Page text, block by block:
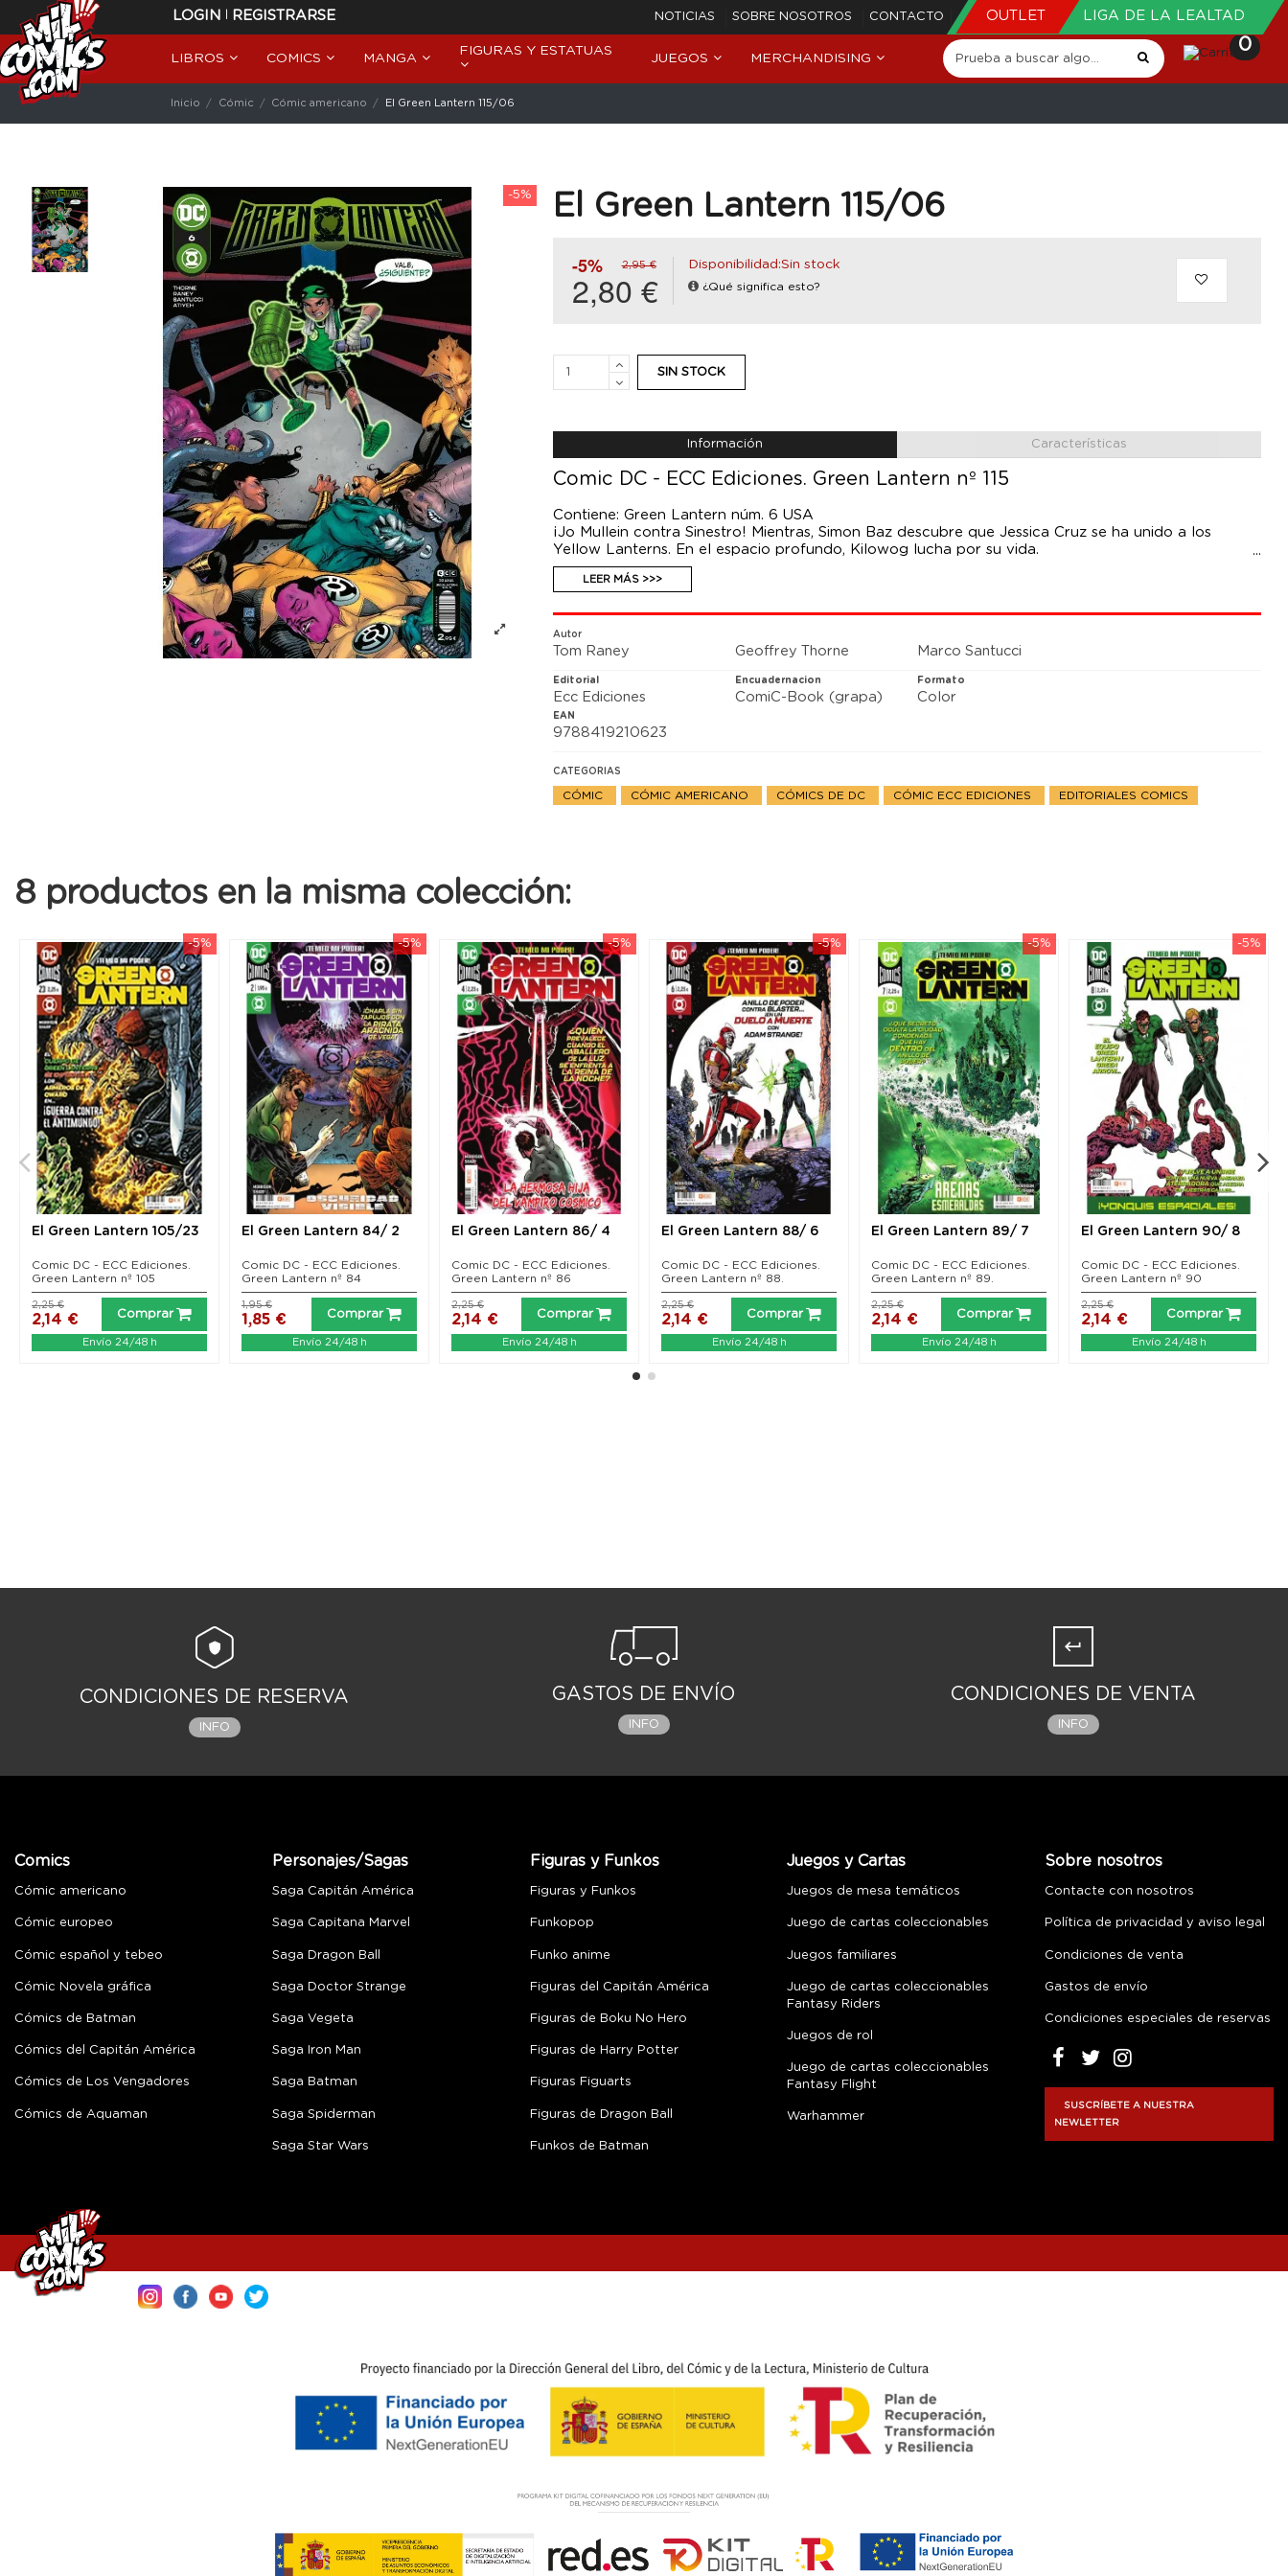
LOGIN | REGISTRARSE NOTICIAS SOBRE NOSOTROS CONTACTO OUTLET LIGA DE LA LEALTAD
LIBROS COMICS MANGA
FIGURAS Y ESTATUAS
JUEGOS MERCHANDISING
0
Inicio Cómic Cómic americano El Green Lantern 115/06
-5% El Green Lantern 115/06
-5% 2,95 €
2,80 €
Disponibilidad:Sin stock
¿Qué significa esto?
SIN STOCK
Información Características
Comic DC - ECC Ediciones. Green Lantern nº 115
Contiene: Green Lantern núm. 6 USA
¡Jo Mullein contra Sinestro! Mientras, Simon Baz descubre que Jessica Cruz se ha unido a los
Yellow Lanterns. En el espacio profundo, Kilowog lucha por su vida.
LEER MÁS >>>
Autor
Tom Raney Geoffrey Thorne Marco Santucci
Editorial
Ecc Ediciones
Encuadernacion
ComiC-Book (grapa)
Formato
Color
EAN
9788419210623
CATEGORIAS
CÓMIC CÓMIC AMERICANO CÓMICS DE DC CÓMIC ECC EDICIONES EDITORIALES COMICS
8 productos en la misma colección:
-5%
El Green Lantern 105/23
Comic DC - ECC Ediciones.
Green Lantern nº 105
2,14 €
2,25 €
Comprar
Envío 24/48 h
-5%
El Green Lantern 84/ 2
Comic DC - ECC Ediciones.
Green Lantern nº 84
1,85 €
1,95 €
Comprar
Envío 24/48 h
-5%
El Green Lantern 86/ 4
Comic DC - ECC Ediciones.
Green Lantern nº 86
2,14 €
2,25 €
Comprar
Envío 24/48 h
-5%
El Green Lantern 88/ 6
Comic DC - ECC Ediciones.
Green Lantern nº 88.
2,14 €
2,25 €
Comprar
Envío 24/48 h
-5%
El Green Lantern 89/ 7
Comic DC - ECC Ediciones.
Green Lantern nº 89.
2,14 €
2,25 €
Comprar
Envío 24/48 h
-5%
El Green Lantern 90/ 8
Comic DC - ECC Ediciones.
Green Lantern nº 90
2,14 €
2,25 €
Comprar
Envío 24/48 h
CONDICIONES DE RESERVA
INFO
GASTOS DE ENVÍO
INFO
CONDICIONES DE VENTA
INFO
Comics
Cómic americano
Cómic europeo
Cómic español y tebeo
Cómic Novela gráfica
Cómics de Batman
Cómics del Capitán América
Cómics de Los Vengadores
Cómics de Aquaman
Personajes/Sagas
Saga Capitán América
Saga Capitana Marvel
Saga Dragon Ball
Saga Doctor Strange
Saga Vegeta
Saga Iron Man
Saga Batman
Saga Spiderman
Saga Star Wars
Figuras y Funkos
Figuras y Funkos
Funkopop
Funko anime
Figuras del Capitán América
Figuras de Boku No Hero
Figuras de Harry Potter
Figuras Figuarts
Figuras de Dragon Ball
Funkos de Batman
Juegos y Cartas
Juegos de mesa temáticos
Juego de cartas coleccionables
Juegos familiares
Juego de cartas coleccionables
Fantasy Riders
Juegos de rol
Juego de cartas coleccionables
Fantasy Flight
Warhammer
Sobre nosotros
Contacte con nosotros
Política de privacidad y aviso legal
Condiciones de venta
Gastos de envío
Condiciones especiales de reservas
SUSCRÍBETE A NUESTRA
NEWLETTER